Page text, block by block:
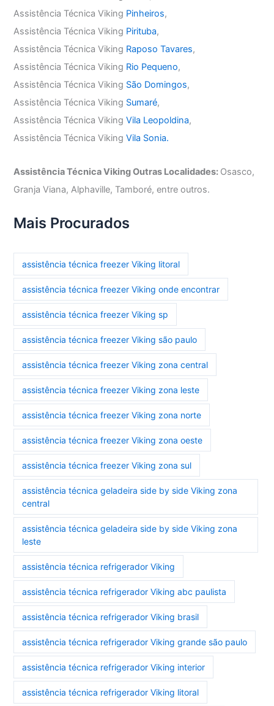
Assistência Técnica Viking Pinheiros,
Assistência Técnica Viking Pirituba,
Assistência Técnica Viking Raposo Tavares,
Assistência Técnica Viking Rio Pequeno,
Assistência Técnica Viking São Domingos,
Assistência Técnica Viking Sumaré,
Assistência Técnica VikingVila Leopoldina,
Assistência Técnica VikingVila Sonia.
Assistência Técnica Viking Outras Localidades: Osasco,
Granja Viana, Alphaville, Tamboré, entre outros.
Mais Procurados
assistência técnica freezer Viking litoral
assistência técnica freezer Viking onde encontrar
assistência técnica freezer Viking sp
assistência técnica freezer Viking são paulo
assistência técnica freezer Viking zona central
assistência técnica freezer Viking zona leste
assistência técnica freezer Viking zona norte
assistência técnica freezer Viking zona oeste
assistência técnica freezer Viking zona sul
assistência técnica geladeira side by side Viking zona
central
assistência técnica geladeira side by side Viking zona
leste
assistência técnica refrigerador Viking
assistência técnica refrigerador Viking abc paulista
assistência técnica refrigerador Viking brasil
assistência técnica refrigerador Viking grande são paulo
assistência técnica refrigerador Viking interior
assistência técnica refrigerador Viking litoral